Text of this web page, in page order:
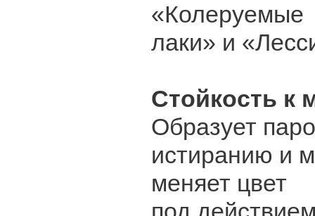
«Колеруемые
лаки» и
Стойкость к
Образует
истиранию и
меняет цвет